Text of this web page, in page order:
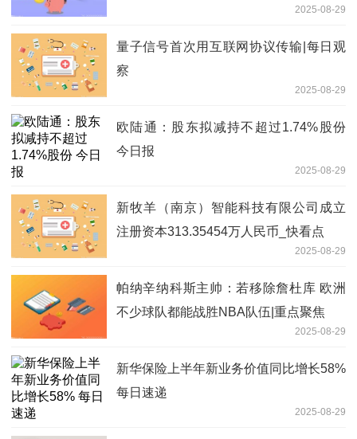
2025-08-29
量子信号首次用互联网协议传输|每日观
察
2025-08-29
欧陆通：股东拟减持不超过1.74%股份
今日报
2025-08-29
新牧羊（南京）智能科技有限公司成立
注册资本313.35454万人民币_快看点
2025-08-29
帕纳辛纳科斯主帅：若移除詹杜库 欧洲
不少球队都能战胜NBA队伍|重点聚焦
2025-08-29
新华保险上半年新业务价值同比增长58%
每日速递
2025-08-29